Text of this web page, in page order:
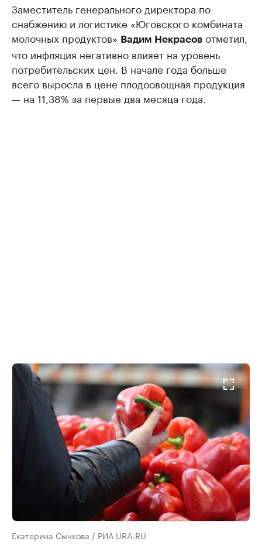
Заместитель генерального директора по
снабжению и логистике «Юговского комбината
молочных продуктов» Вадим Некрасов отметил,
что инфляция негативно влияет на уровень
потребительских цен. В начале года больше
всего выросла в цене плодоовощная продукция
— на 11,38% за первые два месяца года.
Екатерина Сычкова / РИА URA.RU